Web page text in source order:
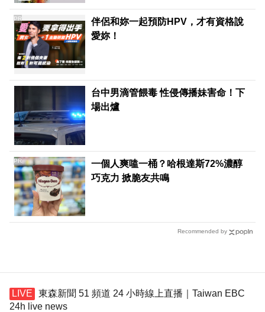
伴侶和妳一起預防HPV，才有資格說
愛妳！
PR
台中男滴管餵毒 性侵傳播妹害命！下
場出爐
一個人爽嗑一桶？哈根達斯72%濃醇
巧克力 掀脆友共鳴
PR
Recommended by
東森新聞 51 頻道 24 小時線上直播｜Taiwan EBC
24h live news